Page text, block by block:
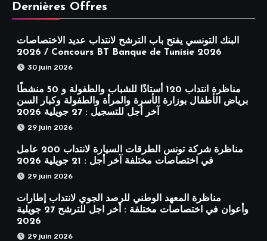
Dernières Offres
البنك التونسي يفتح باب الترشح لانتداب عديد الاختصاصات
2026 / Concours BT Banque de Tunisie 2026
30 juin 2026
مناظرة انتداب 120 أستاذًا للشباب والطفولة و 50 منشطًا
برياض الأطفال بوزارة الأسرة والمرأة والطفولة وكبار السن
آخر أجل للتسجيل : 27 جويلية 2026
29 juin 2026
مناظرة شركة تونس الطرقات السيارة لانتداب 200 عامل
في اختصاصات مختلفة آخر أجل : 21 جويلية 2026
29 juin 2026
مناظرة المعهد الوطني للرصد الجوي لانتداب إطارات
وأعوان في اختصاصات مختلفة : أخر اجل للترشح 27 جويلية
2026
29 juin 2026